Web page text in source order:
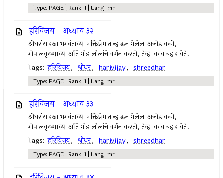
Type: PAGE | Rank: 1 | Lang: mr
हरिविजय - अध्याय ३२
श्रीधरांसारखा भगवंताच्या भक्तिप्रेमात न्हाऊन गेलेला अजोड कवी,
गोपालकृष्णाच्या अति गोड लीलांचे वर्णन करतो, तेव्हा काय बहार येते.
Tags: हरिविजय, श्रीधर, harivijay, shreedhar
Type: PAGE | Rank: 1 | Lang: mr
हरिविजय - अध्याय ३३
श्रीधरांसारखा भगवंताच्या भक्तिप्रेमात न्हाऊन गेलेला अजोड कवी,
गोपालकृष्णाच्या अति गोड लीलांचे वर्णन करतो, तेव्हा काय बहार येते.
Tags: हरिविजय, श्रीधर, harivijay, shreedhar
Type: PAGE | Rank: 1 | Lang: mr